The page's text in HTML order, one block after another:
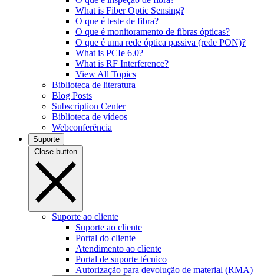
What is Fiber Optic Sensing?
O que é teste de fibra?
O que é monitoramento de fibras ópticas?
O que é uma rede óptica passiva (rede PON)?
What is PCIe 6.0?
What is RF Interference?
View All Topics
Biblioteca de literatura
Blog Posts
Subscription Center
Biblioteca de vídeos
Webconferência
Suporte
Close button
Suporte ao cliente
Suporte ao cliente
Portal do cliente
Atendimento ao cliente
Portal de suporte técnico
Autorização para devolução de material (RMA)